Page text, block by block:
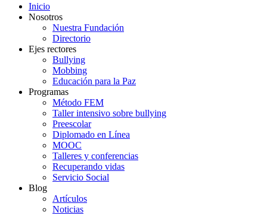
Inicio
Nosotros
Nuestra Fundación
Directorio
Ejes rectores
Bullying
Mobbing
Educación para la Paz
Programas
Método FEM
Taller intensivo sobre bullying
Preescolar
Diplomado en Línea
MOOC
Talleres y conferencias
Recuperando vidas
Servicio Social
Blog
Artículos
Noticias